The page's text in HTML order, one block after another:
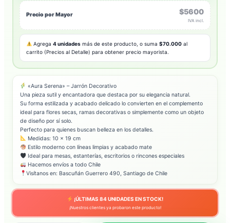
Precio por Mayor $5600
IVA incl.
Agrega4 unidades más de este producto, o suma$70.000 al
carrito (Precios al Detalle) para obtener precio mayorista.
«Aura Serena» – Jarrón Decorativo
Una pieza sutil y encantadora que destaca por su elegancia natural.
Su forma estilizada y acabado delicado lo convierten en el complemento
ideal para flores secas, ramas decorativas o simplemente como un objeto
de diseño por sí solo.
Perfecto para quienes buscan belleza en los detalles.
Medidas: 10 x 19 cm
Estilo moderno con líneas limpias y acabado mate
Ideal para mesas, estanterías, escritorios o rincones especiales
Hacemos envíos a todo Chile
Visítanos en: Bascuñán Guerrero 490, Santiago de Chile
¡ÚLTIMAS 84UNIDADES EN STOCK!
¡Nuestros clientes ya probaron este producto!